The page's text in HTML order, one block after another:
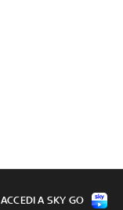
ACCEDI A SKY GO